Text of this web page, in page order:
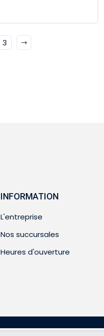
3
INFORMATION
L'entreprise
Nos succursales
Heures d'ouverture